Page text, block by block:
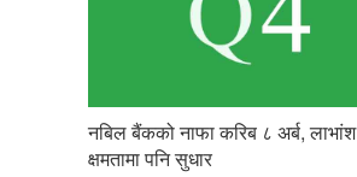
नबिल बैंकको नाफा करिब ८ अर्ब, लाभांश
क्षमतामा पनि सुधार